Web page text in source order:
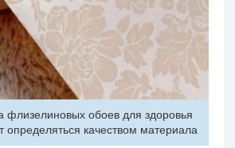
флизелиновых обоев для здоровья
определяться качеством материала